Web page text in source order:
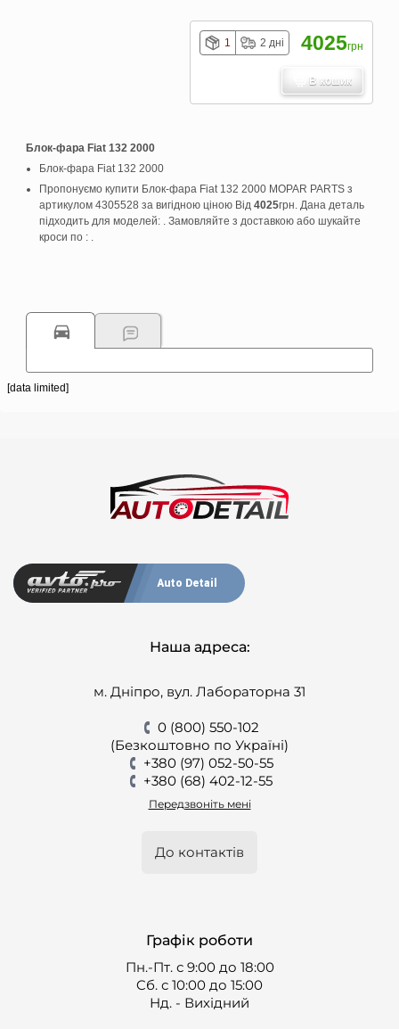
Блок-фара Fiat 132 2000
Блок-фара Fiat 132 2000
Пропонуємо купити Блок-фара Fiat 132 2000 MOPAR PARTS з
артикулом 4305528 за вигідною ціною Від 4025грн. Дана деталь
підходить для моделей: . Замовляйте з доставкою або шукайте
кроси по : .
1 2 дні 4025грн
В кошик
[data limited]
Auto Detail
Наша адреса:
м. Дніпро, вул. Лабораторна 31
0 (800) 550-102
(Безкоштовно по Україні)
+380 (97) 052-50-55
+380 (68) 402-12-55
Передзвоніть мені
До контактів
Графік роботи
Пн.-Пт. с 9:00 до 18:00
Cб. с 10:00 до 15:00
Нд. - Вихідний